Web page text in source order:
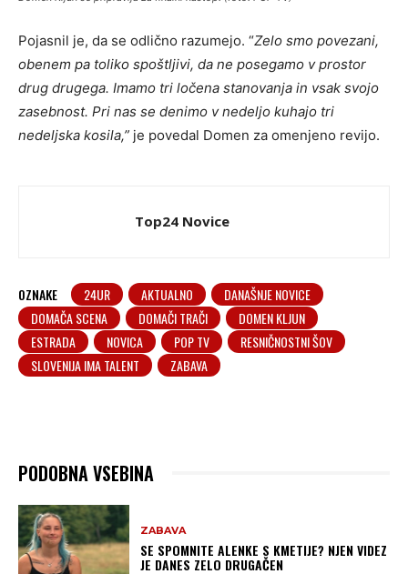
Pojasnil je, da se odlično razumejo. “Zelo smo povezani,
obenem pa toliko spoštljivi, da ne posegamo v prostor
drug drugega. Imamo tri ločena stanovanja in vsak svojo
zasebnost. Pri nas se denimo v nedeljo kuhajo tri
nedeljska kosila,” je povedal Domen za omenjeno revijo.
Top24 Novice
OZNAKE 24UR AKTUALNO
DANAŠNJE NOVICE
DOMAČA SCENA
DOMAČI TRAČI
DOMEN KLJUN
ESTRADA
NOVICA POP TV
RESNIČNOSTNI ŠOV
SLOVENIJA IMA TALENT
ZABAVA
PODOBNA VSEBINA
ZABAVA
SE SPOMNITE ALENKE S KMETIJE? NJEN VIDEZ
JE DANES ZELO DRUGAČEN